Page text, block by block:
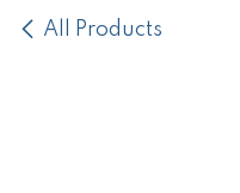
All Products